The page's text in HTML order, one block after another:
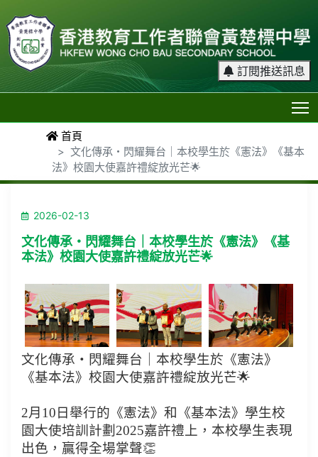
訂閱推送訊息
首頁
文化傳承・閃耀舞台｜本校學生於《憲法》《基本
法》校園大使嘉許禮綻放光芒🌟
2026-02-13
文化傳承・閃耀舞台｜本校學生於《憲法》《基
本法》校園大使嘉許禮綻放光芒🌟
文化傳承・閃耀舞台｜本校學生於《憲法》
《基本法》校園大使嘉許禮綻放光芒🌟
2月10日舉行的《憲法》和《基本法》學生校
園大使培訓計劃2025嘉許禮上，本校學生表現
出色，贏得全場掌聲👏